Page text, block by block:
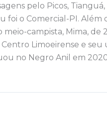
pelo Picos,
foi o Comercial-PI. Além
meio-campista, Mima, de
Limoeirense e
no Negro Anil em